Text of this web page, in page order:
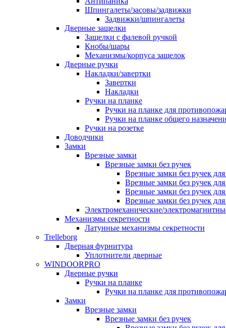
Шпингалеты/засовы/задвижки
Задвижки/шпингалеты
Дверные защелки
Защелки с фалевой ручкой
Кнобы/шары
Механизмы/корпуса защелок
Дверные ручки
Накладки/завертки
Завертки
Накладки
Ручки на планке
Ручки на планке для
Ручки на планке общего
Ручки на розетке
Доводчики
Замки
Врезные замки
Врезные замки без ручек
Врезные замки без ручек
Врезные замки без ручек
Врезные замки без ручек
Врезные замки без ручек
Электромеханические/
Механизмы секретности
Латунные механизмы секретности
Trelleborg
Дверная фурнитура
Уплотнители дверные
WINDOORPRO
Дверные ручки
Ручки на планке
Ручки на планке для
Замки
Врезные замки
Врезные замки без ручек